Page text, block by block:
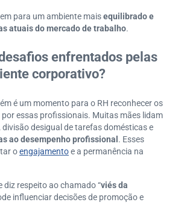
para um ambiente maisequilibrado e
atuais do mercado de trabalho.
enfrentados pelas
corporativo?
é um momento para o RH reconhecer os
essas profissionais. Muitas mães lidam
desigual de tarefas domésticas e
ao desempenho profissional . Esses
oengajamentoe a permanência na
respeito ao chamado “viés da
influenciar decisões de promoção e